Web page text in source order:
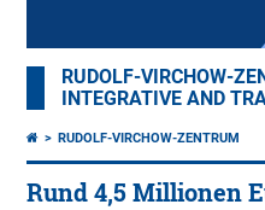
RUDOLF-VIRCHOW-
INTEGRATIVE AND
RUDOLF-VIRCHOW-ZENTRUM
Rund 4,5 Millionen